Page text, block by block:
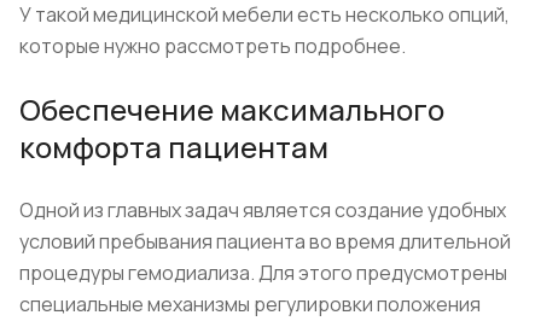
У такой медицинской мебели есть несколько опций,
которые нужно рассмотреть подробнее.
Обеспечение максимального
комфорта пациентам
Одной из главных задач является создание удобных
условий пребывания пациента во время длительной
процедуры гемодиализа. Для этого предусмотрены
специальные механизмы регулировки положения